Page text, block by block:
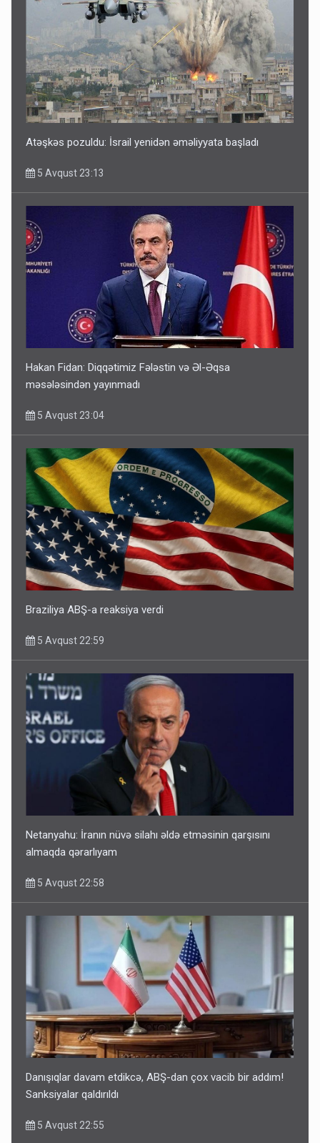
Atəşkəs pozuldu: İsrail yenidən əməliyyata başladı
5 Avqust 23:13
Hakan Fidan: Diqqətimiz Fələstin və Əl-Əqsa
məsələsindən yayınmadı
5 Avqust 23:04
Braziliya ABŞ-a reaksiya verdi
5 Avqust 22:59
Netanyahu: İranın nüvə silahı əldə etməsinin qarşısını
almaqda qərarlıyam
5 Avqust 22:58
Danışıqlar davam etdikcə, ABŞ-dan çox vacib bir addım!
Sanksiyalar qaldırıldı
5 Avqust 22:55